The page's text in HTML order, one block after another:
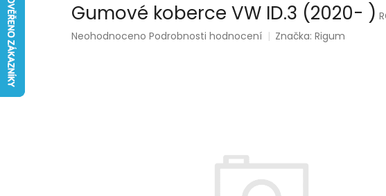
Gumové koberce VW ID.3 (2020- )
Průměrné
Neohodnoceno Podrobnosti hodnocení Značka:Rigum